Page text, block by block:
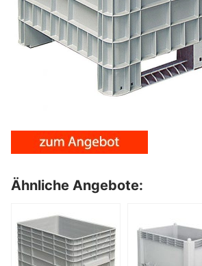
Ähnliche Angebote: